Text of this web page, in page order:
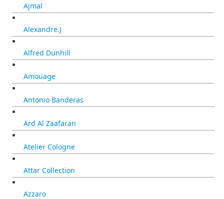
Ajmal
Alexandre.J
Alfred Dunhill
Amouage
Antonio Banderas
Ard Al Zaafaran
Atelier Cologne
Attar Collection
Azzaro